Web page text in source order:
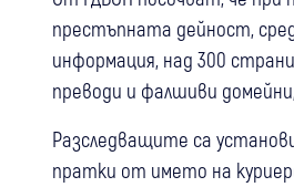
престъпната дейност,
информация, над 300
преводи и фалшиви
Разследващите са
пратки от името на